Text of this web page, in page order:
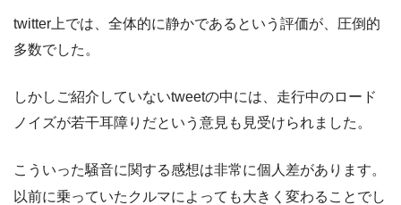
twitter上では、全体的に静かであるという評価が、圧倒的
多数でした。
しかしご紹介していないtweetの中には、走行中のロード
ノイズが若干耳障りだという意見も見受けられました。
こういった騒音に関する感想は非常に個人差があります。
以前に乗っていたクルマによっても大きく変わることでし